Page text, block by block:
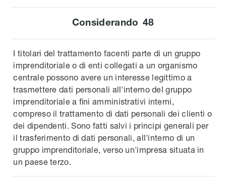
Considerando 48
I titolari del trattamento facenti parte di un gruppo
imprenditoriale o di enti collegati a un organismo
centrale possono avere un interesse legittimo a
trasmettere dati personali all'interno del gruppo
imprenditoriale a fini amministrativi interni,
compreso il trattamento di dati personali dei clienti o
dei dipendenti. Sono fatti salvi i principi generali per
il trasferimento di dati personali, all'interno di un
gruppo imprenditoriale, verso un'impresa situata in
un paese terzo.